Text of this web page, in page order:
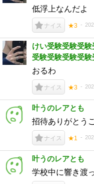
低浮上なんだよ
ナイス ★3
けい受験受験受
受験受験受験受
おるわ
ナイス ★3
叶うのレアとも
招待ありがとう
ナイス ★1
叶うのレアとも
学校中に響き渡